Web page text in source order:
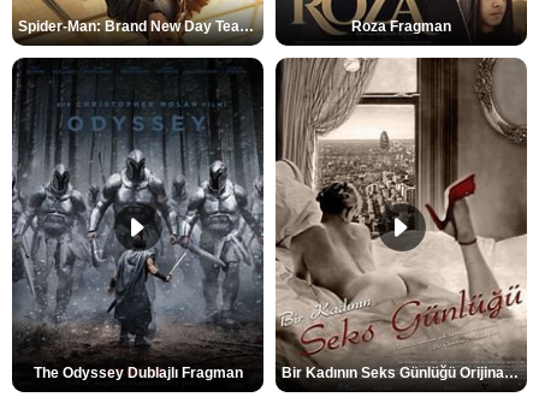
Spider-Man: Brand New Day Teaser Roza Fragman
The Odyssey Dublajlı Fragman Bir Kadının Seks Günlüğü Orijinal Fragman